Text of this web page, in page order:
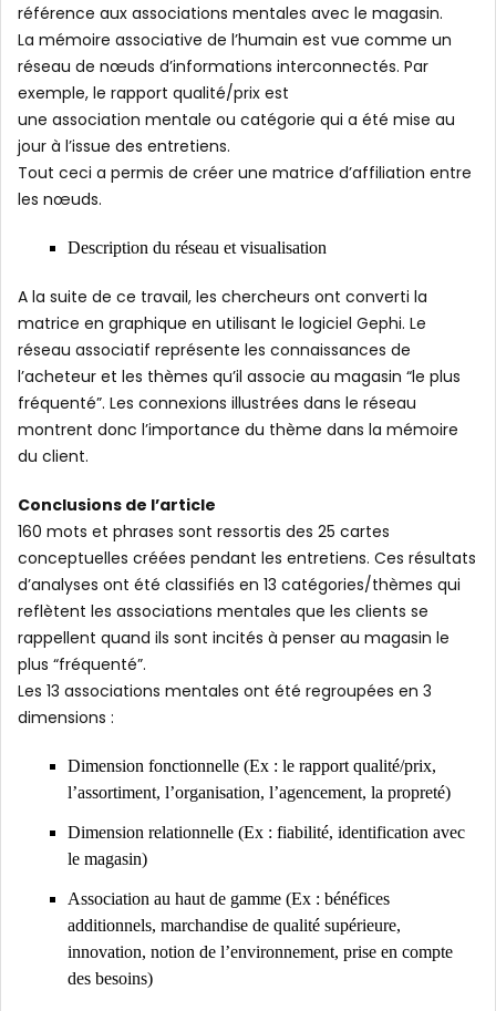
référence aux associations mentales avec le magasin.
La mémoire associative de l’humain est vue comme un
réseau de nœuds d’informations interconnectés. Par
exemple, le rapport qualité/prix est
une association mentale ou catégorie qui a été mise au
jour à l’issue des entretiens.
Tout ceci a permis de créer une matrice d’affiliation entre
les nœuds.
Description du réseau et visualisation
A la suite de ce travail, les chercheurs ont converti la
matrice en graphique en utilisant le logiciel Gephi. Le
réseau associatif représente les connaissances de
l’acheteur et les thèmes qu’il associe au magasin “le plus
fréquenté”. Les connexions illustrées dans le réseau
montrent donc l’importance du thème dans la mémoire
du client.
Conclusions de l’article
160 mots et phrases sont ressortis des 25 cartes
conceptuelles créées pendant les entretiens. Ces résultats
d’analyses ont été classifiés en 13 catégories/thèmes qui
reflètent les associations mentales que les clients se
rappellent quand ils sont incités à penser au magasin le
plus “fréquenté”.
Les 13 associations mentales ont été regroupées en 3
dimensions :
Dimension fonctionnelle (Ex : le rapport qualité/prix,
l’assortiment, l’organisation, l’agencement, la propreté)
Dimension relationnelle (Ex : fiabilité, identification avec
le magasin)
Association au haut de gamme (Ex : bénéfices
additionnels, marchandise de qualité supérieure,
innovation, notion de l’environnement, prise en compte
des besoins)